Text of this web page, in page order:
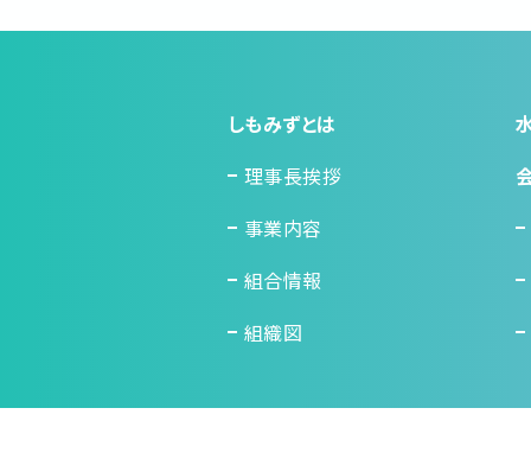
しもみずとは
理事長挨拶
事業内容
組合情報
組織図